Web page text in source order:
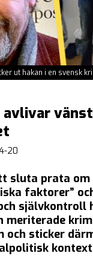
ut hakan i en svensk
avlivar
20
sluta prata om
faktorer”
självkontroll
meriterade
och sticker